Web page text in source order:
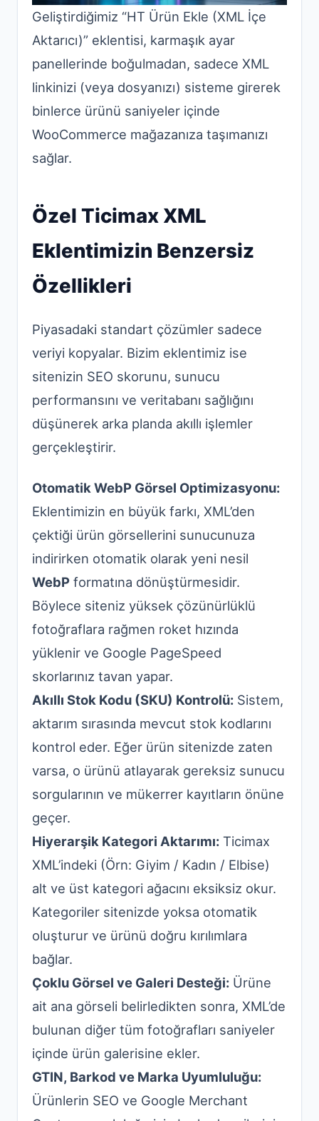
Geliştirdiğimiz “HT Ürün Ekle (XML İçe
Aktarıcı)” eklentisi, karmaşık ayar
panellerinde boğulmadan, sadece XML
linkinizi (veya dosyanızı) sisteme girerek
binlerce ürünü saniyeler içinde
WooCommerce mağazanıza taşımanızı
sağlar.
Özel Ticimax XML
Eklentimizin Benzersiz
Özellikleri
Piyasadaki standart çözümler sadece
veriyi kopyalar. Bizim eklentimiz ise
sitenizin SEO skorunu, sunucu
performansını ve veritabanı sağlığını
düşünerek arka planda akıllı işlemler
gerçekleştirir.
Otomatik WebP Görsel Optimizasyonu:
Eklentimizin en büyük farkı, XML’den
çektiği ürün görsellerini sunucunuza
indirirken otomatik olarak yeni nesil
WebP formatına dönüştürmesidir.
Böylece siteniz yüksek çözünürlüklü
fotoğraflara rağmen roket hızında
yüklenir ve Google PageSpeed
skorlarınız tavan yapar.
Akıllı Stok Kodu (SKU) Kontrolü: Sistem,
aktarım sırasında mevcut stok kodlarını
kontrol eder. Eğer ürün sitenizde zaten
varsa, o ürünü atlayarak gereksiz sunucu
sorgularının ve mükerrer kayıtların önüne
geçer.
Hiyerarşik Kategori Aktarımı: Ticimax
XML’indeki (Örn: Giyim / Kadın / Elbise)
alt ve üst kategori ağacını eksiksiz okur.
Kategoriler sitenizde yoksa otomatik
oluşturur ve ürünü doğru kırılımlara
bağlar.
Çoklu Görsel ve Galeri Desteği: Ürüne
ait ana görseli belirledikten sonra, XML’de
bulunan diğer tüm fotoğrafları saniyeler
içinde ürün galerisine ekler.
GTIN, Barkod ve Marka Uyumluluğu:
Ürünlerin SEO ve Google Merchant